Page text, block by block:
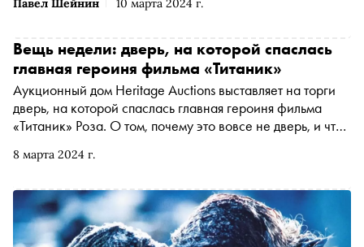
Павел Шейнин 10 марта 2024 г.
8 марта 2024 г.
Вещь недели: дверь, на которой спаслась
главная героиня фильма «Титаник»
Аукционный дом Heritage Auctions выставляет на торги
дверь, на которой спаслась главная героиня фильма
«Титаник» Роза. О том, почему это вовсе не дверь, и что
материале «Сноба»